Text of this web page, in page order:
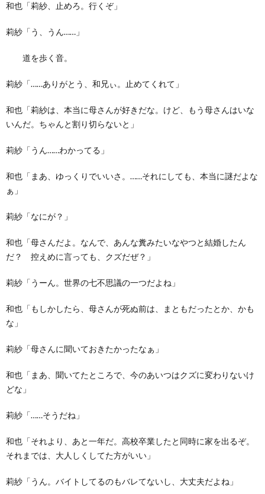
和也「莉紗、止めろ。行くぞ」
莉紗「う、うん……」
道を歩く音。
莉紗「……ありがとう、和兄ぃ。止めてくれて」
和也「莉紗は、本当に母さんが好きだな。けど、もう母さんはいな
いんだ。ちゃんと割り切らないと」
莉紗「うん……わかってる」
和也「まあ、ゆっくりでいいさ。……それにしても、本当に謎だよな
ぁ」
莉紗「なにが？」
和也「母さんだよ。なんで、あんな糞みたいなやつと結婚したん
だ？ 控えめに言っても、クズだぜ？」
莉紗「うーん。世界の七不思議の一つだよね」
和也「もしかしたら、母さんが死ぬ前は、まともだったとか、かも
な」
莉紗「母さんに聞いておきたかったなぁ」
和也「まあ、聞いてたところで、今のあいつはクズに変わりないけ
どな」
莉紗「……そうだね」
和也「それより、あと一年だ。高校卒業したと同時に家を出るぞ。
それまでは、大人しくしてた方がいい」
莉紗「うん。バイトしてるのもバレてないし、大丈夫だよね」